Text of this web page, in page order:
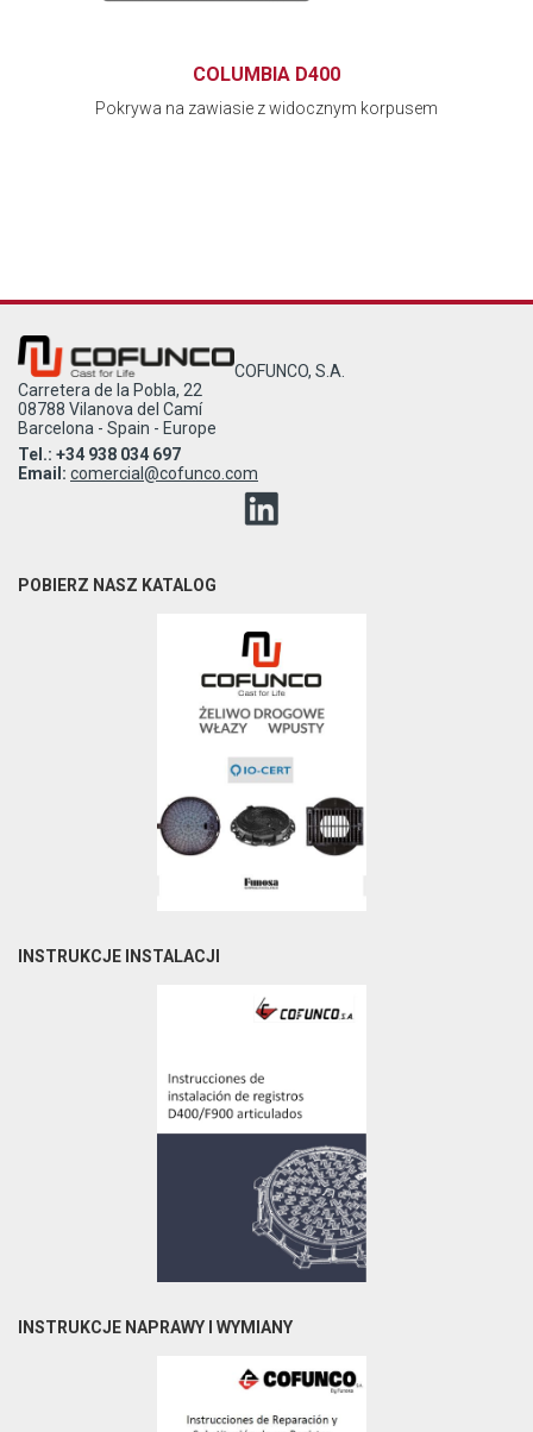
COLUMBIA D400
Pokrywa na zawiasie z widocznym korpusem
COFUNCO, S.A.
Carretera de la Pobla, 22
08788 Vilanova del Camí
Barcelona - Spain - Europe
Tel.: +34 938 034 697
Email: comercial@cofunco.com
POBIERZ NASZ KATALOG
INSTRUKCJE INSTALACJI
INSTRUKCJE NAPRAWY I WYMIANY